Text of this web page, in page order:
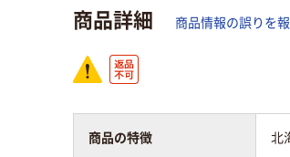
商品詳細 商品情報の誤りを
商品の特徴 北